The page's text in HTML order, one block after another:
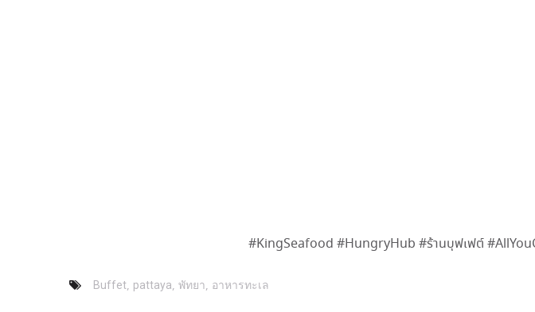
#KingSeafood #HungryHub #ร้านบุฟเฟต์
Buffet, pattaya, พัทยา, อาหารทะเล